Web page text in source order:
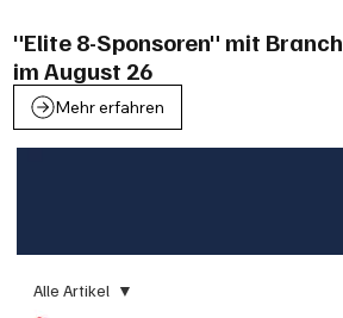
"Elite 8-Sponsoren" mit
im August 26
Mehr erfahren
Alle Artikel